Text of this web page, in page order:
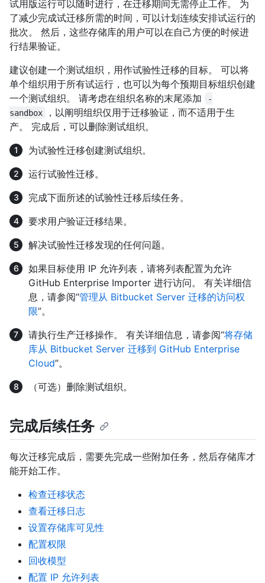
试用版运行可以随时进行，在迁移期间无需停止工作。 为
了减少完成试迁移所需的时间，可以计划连续安排试运行的
批次。 然后，这些存储库的用户可以在自己方便的时候进
行结果验证。
建议创建一个测试组织，用作试验性迁移的目标。 可以将
单个组织用于所有试运行，也可以为每个预期目标组织创建
一个测试组织。 请考虑在组织名称的末尾添加
-
sandbox
，以阐明组织仅用于迁移验证，而不适用于生
产。 完成后，可以删除测试组织。
为试验性迁移创建测试组织。
运行试验性迁移。
完成下面所述的试验性迁移后续任务。
要求用户验证迁移结果。
解决试验性迁移发现的任何问题。
如果目标使用 IP 允许列表，请将列表配置为允许
GitHub Enterprise Importer 进行访问。 有关详细信
息，请参阅“管理从 Bitbucket Server 迁移的访问权
限”。
请执行生产迁移操作。 有关详细信息，请参阅“将存储
库从 Bitbucket Server 迁移到 GitHub Enterprise
Cloud”。
（可选）删除测试组织。
完成后续任务
每次迁移完成后，需要先完成一些附加任务，然后存储库才
能开始工作。
检查迁移状态
查看迁移日志
设置存储库可见性
配置权限
回收模型
配置 IP 允许列表